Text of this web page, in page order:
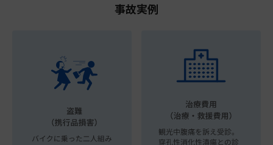
事故実例